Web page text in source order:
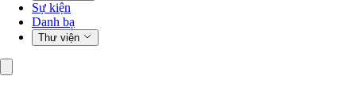
Sự kiện
Danh bạ
Thư viện